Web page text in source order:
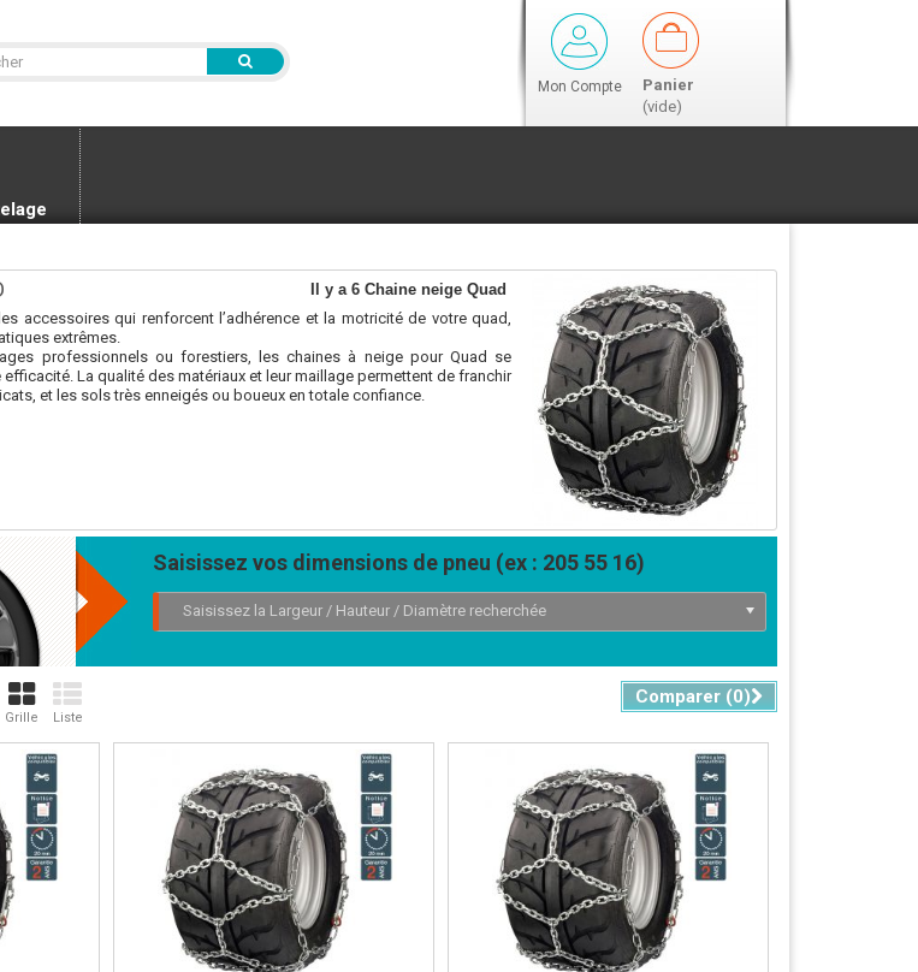
Mon Compte
Panier
(vide)
Il y a 6 Chaine neige Quad
accessoires qui renforcent l’adhérence et la motricité de votre quad,
extrêmes.
professionnels ou forestiers, les chaines à neige pour Quad se
efficacité. La qualité des matériaux et leur maillage permettent de franchir
et les sols très enneigés ou boueux en totale confiance.
Saisissez vos dimensions de pneu (ex : 205 55 16)
Saisissez la Largeur / Hauteur / Diamètre recherchée
Comparer (0)
Grille Liste